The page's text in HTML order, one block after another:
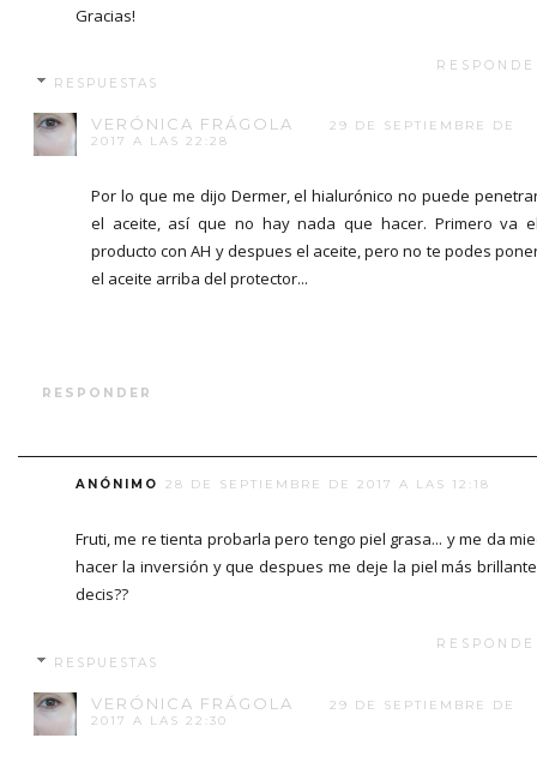
Gracias!
RESPUESTAS
VERÓNICA FRÁGOLA
29 DE SEPTIEMBRE DE
2017 A LAS 22:28
Por lo que me dijo Dermer, el hialurónico no puede
el aceite, así que no hay nada que hacer. Primero va
producto con AH y despues el aceite, pero no te podes
el aceite arriba del protector...
RESPONDER
ANÓNIMO 28 DE SEPTIEMBRE DE 2017 A LAS 12:18
Fruti, me re tienta probarla pero tengo piel grasa... y me da
hacer la inversión y que despues me deje la piel más
decis??
RESPUESTAS
VERÓNICA FRÁGOLA
29 DE SEPTIEMBRE DE
2017 A LAS 22:30